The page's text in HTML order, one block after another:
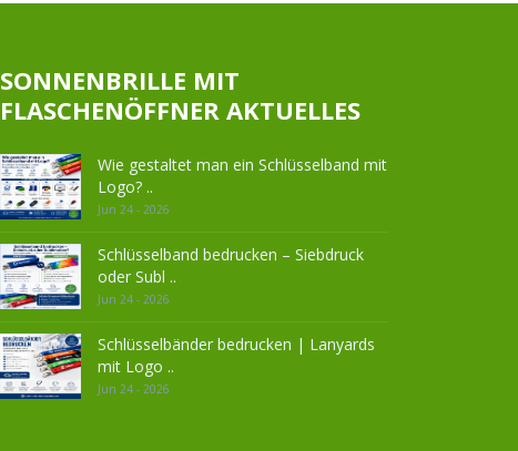
SONNENBRILLE MIT
FLASCHENÖFFNER AKTUELLES
Wie gestaltet man ein Schlüsselband mit
Logo? ..
Jun 24 - 2026
Schlüsselband bedrucken – Siebdruck
oder Subl ..
Jun 24 - 2026
Schlüsselbänder bedrucken | Lanyards
mit Logo ..
Jun 24 - 2026